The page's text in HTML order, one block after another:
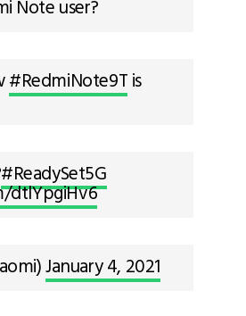
Note user?
#RedmiNote9Tis
#ReadySet5G
dtlYpgiHv6
January 4, 2021